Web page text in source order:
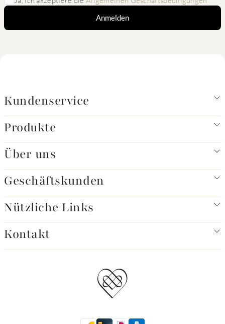
Anmelden
Kundenservice
Produkte
Über uns
Geschäftskunden
Nützliche Links
Kontakt